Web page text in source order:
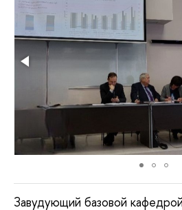
Завудующий базовой